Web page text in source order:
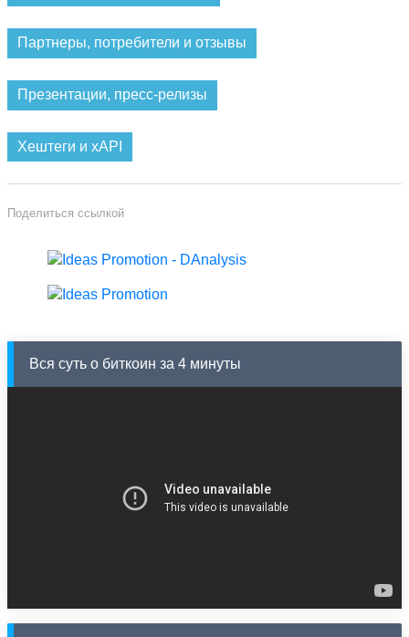
Партнеры, потребители и отзывы
Презентации, пресс-релизы
Хештеги и xAPI
Поделиться ссылкой
Вся суть о биткоин за 4 минуты